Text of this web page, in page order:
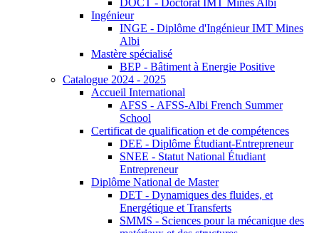
DOCT - Doctorat IMT Mines Albi
Ingénieur
INGE - Diplôme d'Ingénieur IMT Mines
Albi
Mastère spécialisé
BEP - Bâtiment à Energie Positive
Catalogue 2024 - 2025
Accueil International
AFSS - AFSS-Albi French Summer
School
Certificat de qualification et de compétences
DEE - Diplôme Étudiant-Entrepreneur
SNEE - Statut National Étudiant
Entrepreneur
Diplôme National de Master
DET - Dynamiques des fluides, et
Energétique et Transferts
SMMS - Sciences pour la mécanique des